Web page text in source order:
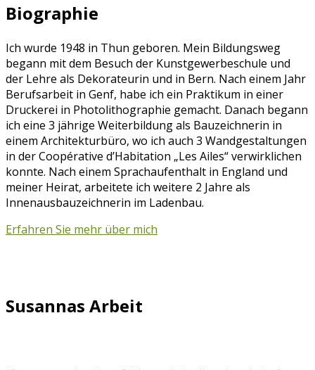
Biographie
Ich wurde 1948 in Thun geboren. Mein Bildungsweg
begann mit dem Besuch der Kunstgewerbeschule und
der Lehre als Dekorateurin und in Bern. Nach einem Jahr
Berufsarbeit in Genf, habe ich ein Praktikum in einer
Druckerei in Photolithographie gemacht. Danach begann
ich eine 3 jährige Weiterbildung als Bauzeichnerin in
einem Architekturbüro, wo ich auch 3 Wandgestaltungen
in der Coopérative d’Habitation „Les Ailes“ verwirklichen
konnte. Nach einem Sprachaufenthalt in England und
meiner Heirat, arbeitete ich weitere 2 Jahre als
Innenausbauzeichnerin im Ladenbau.
Erfahren Sie mehr über mich
Susannas Arbeit